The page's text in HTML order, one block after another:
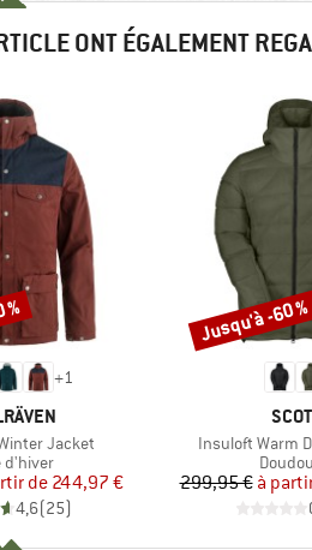
ONT ÉGALEMENT
+1
Jacket
group
d'hiver
Prix
Prix réduit
de 244,97 €
4,6(25)
Article
Insuloft Warm
299,95 € à
Remise
Jusqu'à -60 %